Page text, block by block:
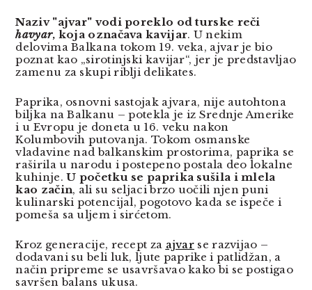
Naziv "ajvar" vodi poreklo od turske reči
havyar, koja označava kavijar. U nekim
delovima Balkana tokom 19. veka, ajvar je bio
poznat kao „sirotinjski kavijar“, jer je predstavljao
zamenu za skupi riblji delikates.
Paprika, osnovni sastojak ajvara, nije autohtona
biljka na Balkanu – potekla je iz Srednje Amerike
i u Evropu je doneta u 16. veku nakon
Kolumbovih putovanja. Tokom osmanske
vladavine nad balkanskim prostorima, paprika se
raširila u narodu i postepeno postala deo lokalne
kuhinje.U početku se paprika sušila i mlela
kao začin, ali su seljaci brzo uočili njen puni
kulinarski potencijal, pogotovo kada se ispeče i
pomeša sa uljem i sirćetom.
Kroz generacije, recept za ajvar se razvijao –
dodavani su beli luk, ljute paprike i patlidžan, a
način pripreme se usavršavao kako bi se postigao
savršen balans ukusa.